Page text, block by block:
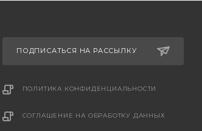
ПОДПИСАТЬСЯ НА РАССЫЛКУ
ПОЛИТИКА КОНФИДЕНЦИАЛЬНОСТИ
СОГЛАШЕНИЕ НА ОБРАБОТКУ ДАННЫХ